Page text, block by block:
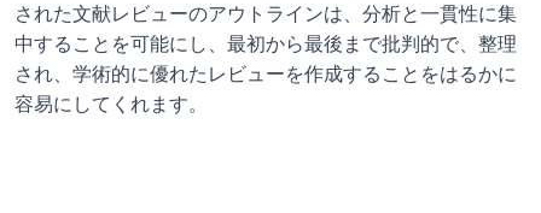
された文献レビューのアウトラインは、分析と一貫性に集
中することを可能にし、最初から最後まで批判的で、整理
され、学術的に優れたレビューを作成することをはるかに
容易にしてくれます。